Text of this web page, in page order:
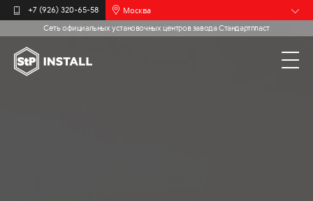
+7 (926) 320-65-58 Москва
Барнаул
Сеть официальных установочных центров завода Стандартпласт